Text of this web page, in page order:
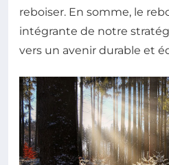
reboiser. En somme, le
intégrante de notre
vers un avenir durable et